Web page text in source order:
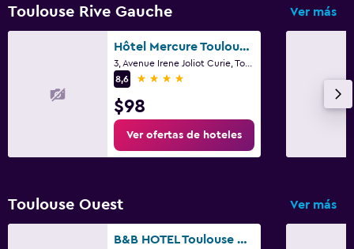
Ideal para familias
Cuna/cama nido disponibles
Toulouse Rive Gauche Ver más
Hôtel Mercure Toulouse Sud
8,6
4 estrellas
$98
Ver ofertas de hoteles
Toulouse Ouest Ver más
B&B HOTEL Toulouse Basso Cambo